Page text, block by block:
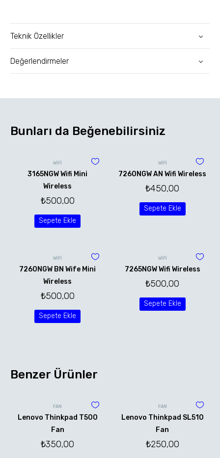
Teknik Özellikler
Değerlendirmeler
Bunları da Beğenebilirsiniz
WİFİ
3165NGW Wifi Mini
Wireless
₺500,00
Sepete Ekle
WİFİ
7260NGW AN Wifi Wireless
₺450,00
Sepete Ekle
WİFİ
7260NGW BN Wife Mini
Wireless
₺500,00
Sepete Ekle
WİFİ
7265NGW Wifi Wireless
₺500,00
Sepete Ekle
Benzer Ürünler
FAN
Lenovo Thinkpad T500
Fan
₺350,00
FAN
Lenovo Thinkpad SL510
Fan
₺250,00